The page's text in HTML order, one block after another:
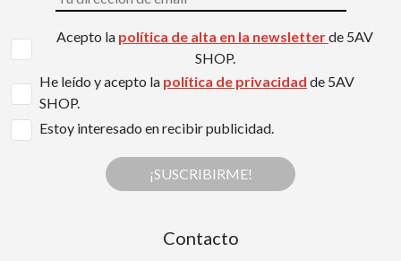
Acepto la política de alta en la newsletterde 5AV
SHOP.
He leído y acepto la política de privacidad de 5AV
SHOP.
Estoy interesado en recibir publicidad.
¡SUSCRIBIRME!
Contacto